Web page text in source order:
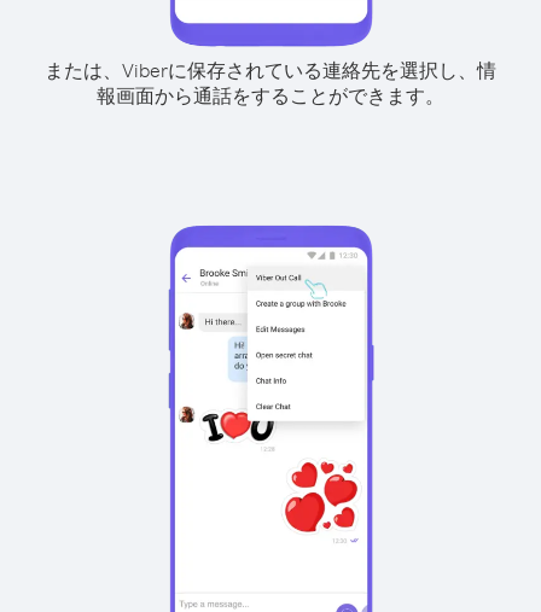
または、Viberに保存されている連絡先を選択し、情
報画面から通話をすることができます。